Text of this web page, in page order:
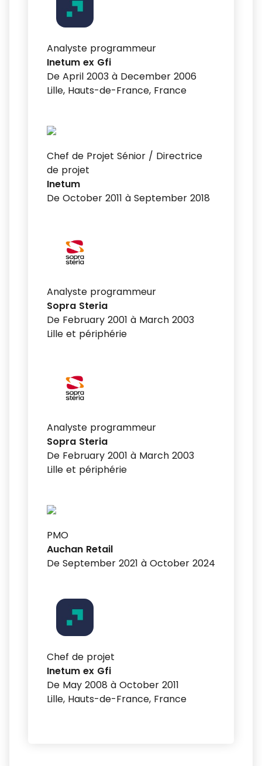
Analyste programmeur
Inetum ex Gfi
De April 2003 à December 2006
Lille, Hauts-de-France, France
Chef de Projet Sénior / Directrice
de projet
Inetum
De October 2011 à September 2018
Analyste programmeur
Sopra Steria
De February 2001 à March 2003
Lille et périphérie
Analyste programmeur
Sopra Steria
De February 2001 à March 2003
Lille et périphérie
PMO
Auchan Retail
De September 2021 à October 2024
Chef de projet
Inetum ex Gfi
De May 2008 à October 2011
Lille, Hauts-de-France, France